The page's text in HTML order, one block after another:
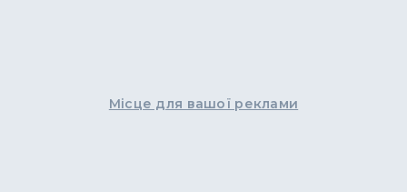
Місце для вашої реклами